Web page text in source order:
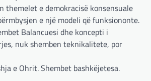
themelet e demokracisë konsensuale
e një modeli që funksiononte.
Balancuesi dhe koncepti i
nuk shemben teknikalitete, por
e Ohrit. Shembet bashkëjetesa.
adminadmin March 4, 2025
takimit të liderëve evropianë në Londër,
dhe britanikët kanë hartuar një
paqeje për luftën në Ukrainë, të…
,KRONIKË E ZEZË,LAJME,